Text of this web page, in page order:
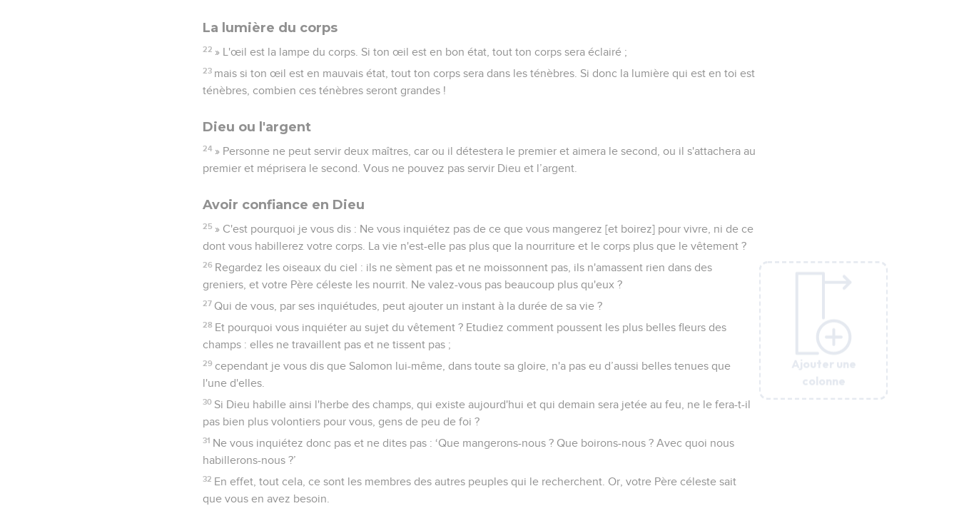
Ajouter une
colonne
La lumière du corps
22 » L'œil est la lampe du corps. Si ton œil est en bon état, tout ton corps sera éclairé ;
23 mais si ton œil est en mauvais état, tout ton corps sera dans les ténèbres. Si donc la lumière qui est en toi est
ténèbres, combien ces ténèbres seront grandes !
Dieu ou l'argent
24 » Personne ne peut servir deux maîtres, car ou il détestera le premier et aimera le second, ou il s'attachera au
premier et méprisera le second. Vous ne pouvez pas servir Dieu et l’argent.
Avoir confiance en Dieu
25 » C'est pourquoi je vous dis : Ne vous inquiétez pas de ce que vous mangerez [et boirez] pour vivre, ni de ce
dont vous habillerez votre corps. La vie n'est-elle pas plus que la nourriture et le corps plus que le vêtement ?
26 Regardez les oiseaux du ciel : ils ne sèment pas et ne moissonnent pas, ils n'amassent rien dans des
greniers, et votre Père céleste les nourrit. Ne valez-vous pas beaucoup plus qu'eux ?
27 Qui de vous, par ses inquiétudes, peut ajouter un instant à la durée de sa vie ?
28 Et pourquoi vous inquiéter au sujet du vêtement ? Etudiez comment poussent les plus belles fleurs des
champs : elles ne travaillent pas et ne tissent pas ;
29 cependant je vous dis que Salomon lui-même, dans toute sa gloire, n'a pas eu d’aussi belles tenues que
l'une d'elles.
30 Si Dieu habille ainsi l'herbe des champs, qui existe aujourd'hui et qui demain sera jetée au feu, ne le fera-t-il
pas bien plus volontiers pour vous, gens de peu de foi ?
31 Ne vous inquiétez donc pas et ne dites pas : ‘Que mangerons-nous ? Que boirons-nous ? Avec quoi nous
habillerons-nous ?’
32 En effet, tout cela, ce sont les membres des autres peuples qui le recherchent. Or, votre Père céleste sait
que vous en avez besoin.
Ajouter une
colonne
Ajouter une
colonne
Ajouter une
colonne
Ajouter une
colonne
Ajouter une
colonne